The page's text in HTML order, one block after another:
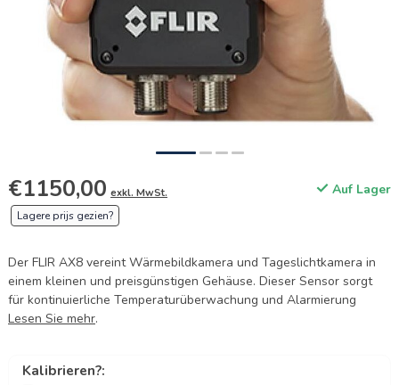
€1150,00 exkl. MwSt. Auf Lager
Lagere prijs gezien?
Der FLIR AX8 vereint Wärmebildkamera und Tageslichtkamera in
einem kleinen und preisgünstigen Gehäuse. Dieser Sensor sorgt
für kontinuierliche Temperaturüberwachung und Alarmierung
Lesen Sie mehr.
Kalibrieren?: